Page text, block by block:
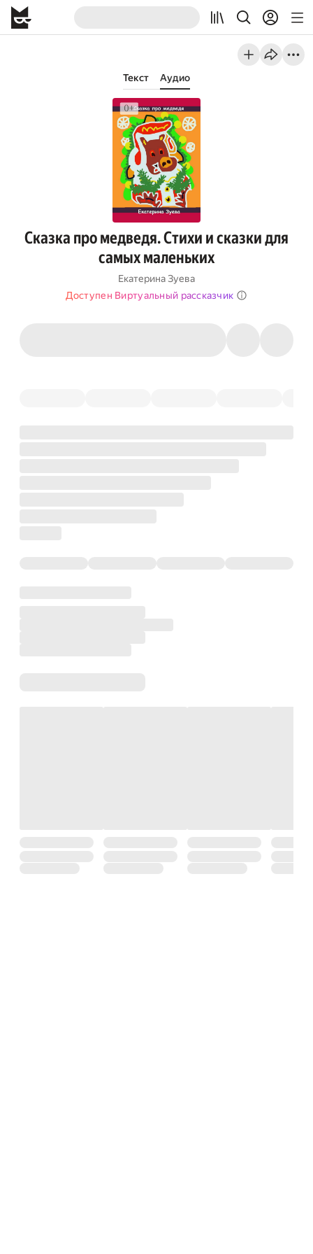
Текст Аудио
Сказка про медведя. Стихи и сказки для
самых маленьких
Екатерина Зуева
Доступен Виртуальный рассказчик